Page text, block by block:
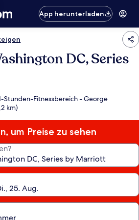
App herunterladen
DC, Series
Stunden-Fitnessbereich - George
km)
um Preise zu sehen